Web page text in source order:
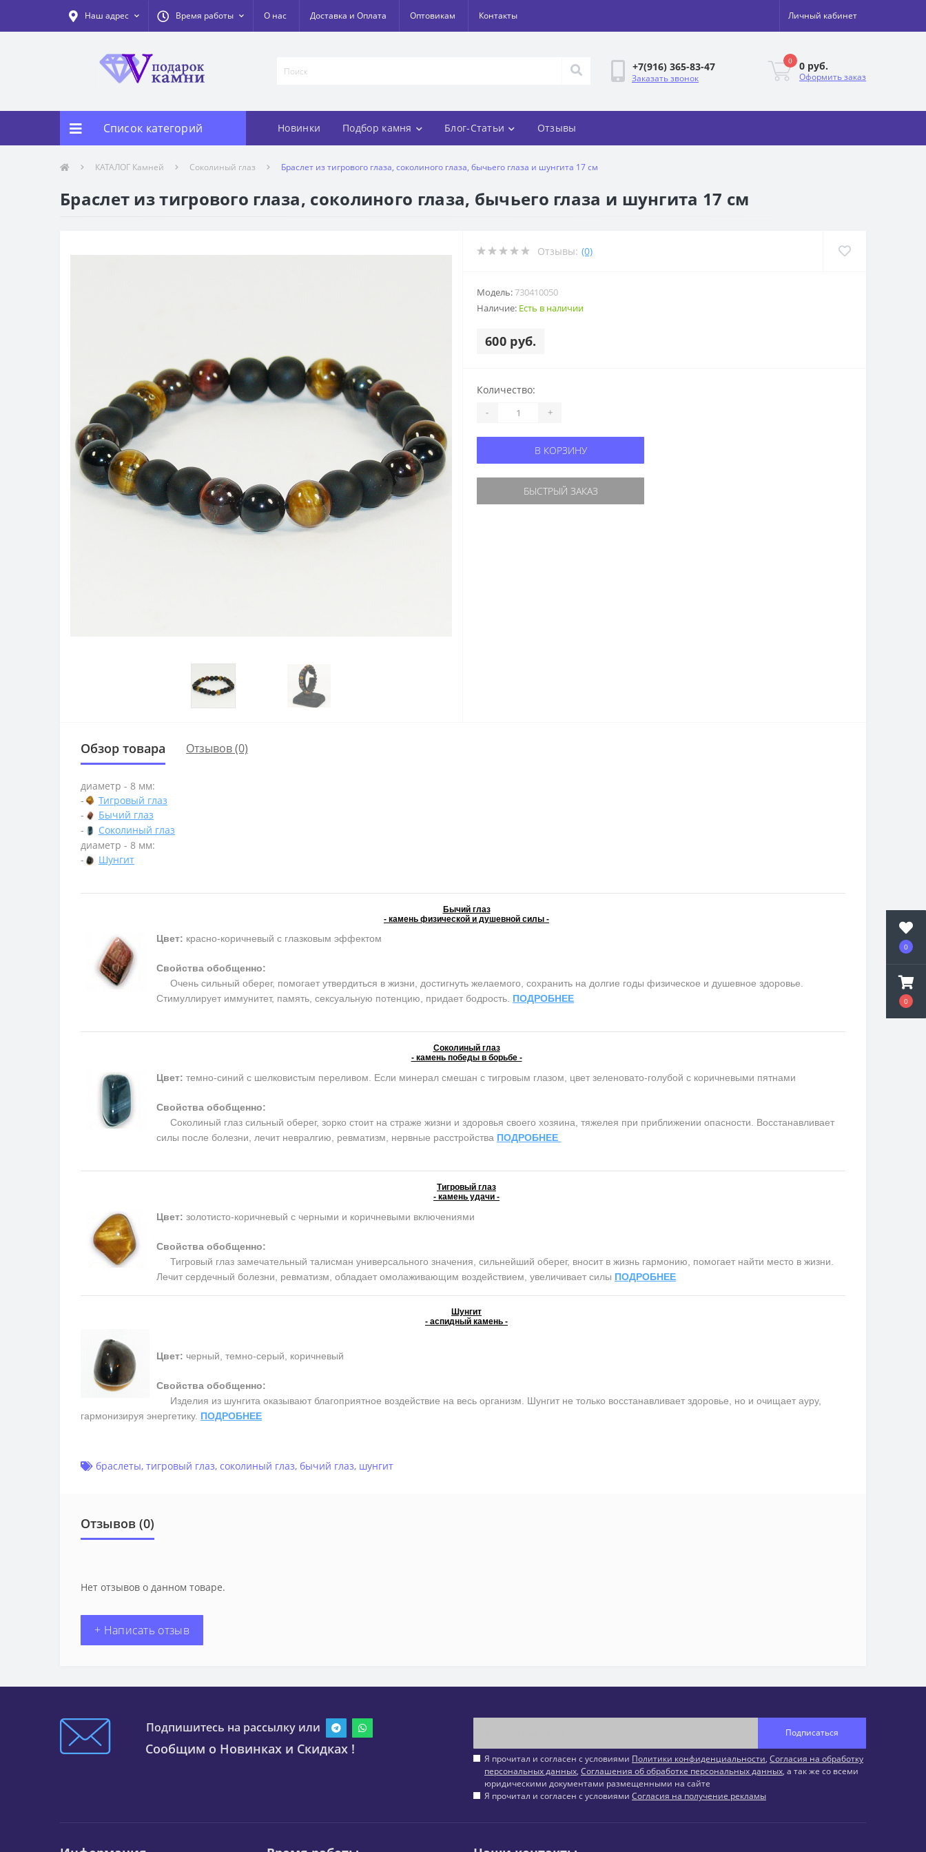
0
0
Наш адрес Время работы О нас Доставка и Оплата Оптовикам Контакты Личный кабинет
+7(916) 365-83-47
Заказать звонок
0 0 руб.
Оформить заказ
Список категорий Новинки Подбор камня Блог-Статьи Отзывы
КАТАЛОГ Камней Соколиный глаз Браслет из тигрового глаза, соколиного глаза, бычьего глаза и шунгита 17 см
Браслет из тигрового глаза, соколиного глаза, бычьего глаза и шунгита 17 см
Отзывы: (0)
Модель:730410050
Наличие: Есть в наличии
600 руб.
Количество:
- +
В КОРЗИНУ
БЫСТРЫЙ ЗАКАЗ
Обзор товара Отзывов (0)
диаметр - 8 мм:
-
Тигровый глаз
-
Бычий глаз
-
Соколиный глаз
диаметр - 8 мм:
-
Шунгит
Бычий глаз
- камень физической и душевной силы -
Цвет: красно-коричневый с глазковым эффектом
Свойства обобщенно:
Очень сильный оберег, помогает утвердиться в жизни, достигнуть желаемого, сохранить на долгие годы физическое и душевное здоровье.
Cтимуллирует иммунитет, память, сексуальную потенцию, придает бодрость. ПОДРОБНЕЕ
Соколиный глаз
- камень победы в борьбе -
Цвет: темно-синий с шелковистым переливом. Если минерал смешан с тигровым глазом, цвет зеленовато-голубой с коричневыми пятнами
Свойства обобщенно:
Соколиный глаз сильный оберег, зорко стоит на страже жизни и здоровья своего хозяина, тяжелея при приближении опасности. Восстанавливает
силы после болезни, лечит невралгию, ревматизм, нервные расстройства ПОДРОБНЕЕ
Тигровый глаз
- камень удачи -
Цвет: золотисто-коричневый с черными и коричневыми включениями
Свойства обобщенно:
Тигровый глаз замечательный талисман универсального значения, сильнейший оберег, вносит в жизнь гармонию, помогает найти место в жизни.
Лечит сердечный болезни, ревматизм, обладает омолаживающим воздействием, увеличивает силы ПОДРОБНЕЕ
Шунгит
- аспидный камень -
Цвет: черный, темно-серый, коричневый
Свойства обобщенно:
Изделия из шунгита оказывают благоприятное воздействие на весь организм. Шунгит не только восстанавливает здоровье, но и очищает ауру,
гармонизируя энергетику. ПОДРОБНЕЕ
браслеты, тигровый глаз, соколиный глаз, бычий глаз, шунгит
Отзывов (0)
Нет отзывов о данном товаре.
+ Написать отзыв
Подпишитесь на рассылку или
Сообщим о Новинках и Скидках !
Подписаться
Я прочитал и согласен с условиями Политики конфиденциальности, Согласия на обработку
персональных данных, Соглашения об обработке персональных данных, а так же со всеми
юридическими документами размещенными на сайте
Я прочитал и согласен с условиями Согласия на получение рекламы